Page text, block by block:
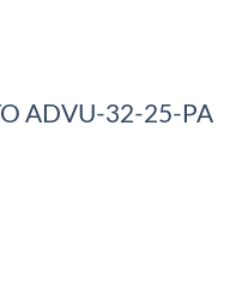
ADVU-32-25-PA